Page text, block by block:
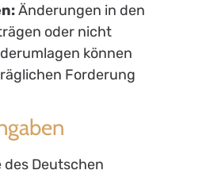
Änderungen in den
oder nicht
können
Forderung
Deutschen